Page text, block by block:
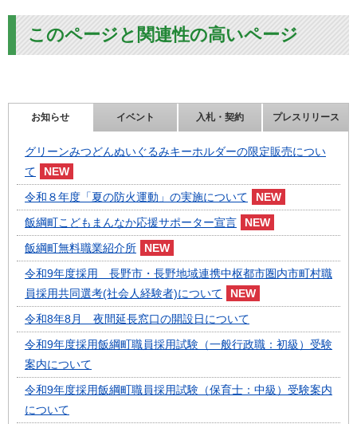
このページと関連性の高いページ
お知らせ イベント 入札・契約 プレスリリース
グリーンみつどんぬいぐるみキーホルダーの限定販売につい
て
令和８年度「夏の防火運動」の実施について
飯綱町こどもまんなか応援サポーター宣言
飯綱町無料職業紹介所
令和9年度採用 長野市・長野地域連携中枢都市圏内市町村職
員採用共同選考(社会人経験者)について
令和8年8月 夜間延長窓口の開設日について
令和9年度採用飯綱町職員採用試験（一般行政職：初級）受験
案内について
令和9年度採用飯綱町職員採用試験（保育士：中級）受験案内
について